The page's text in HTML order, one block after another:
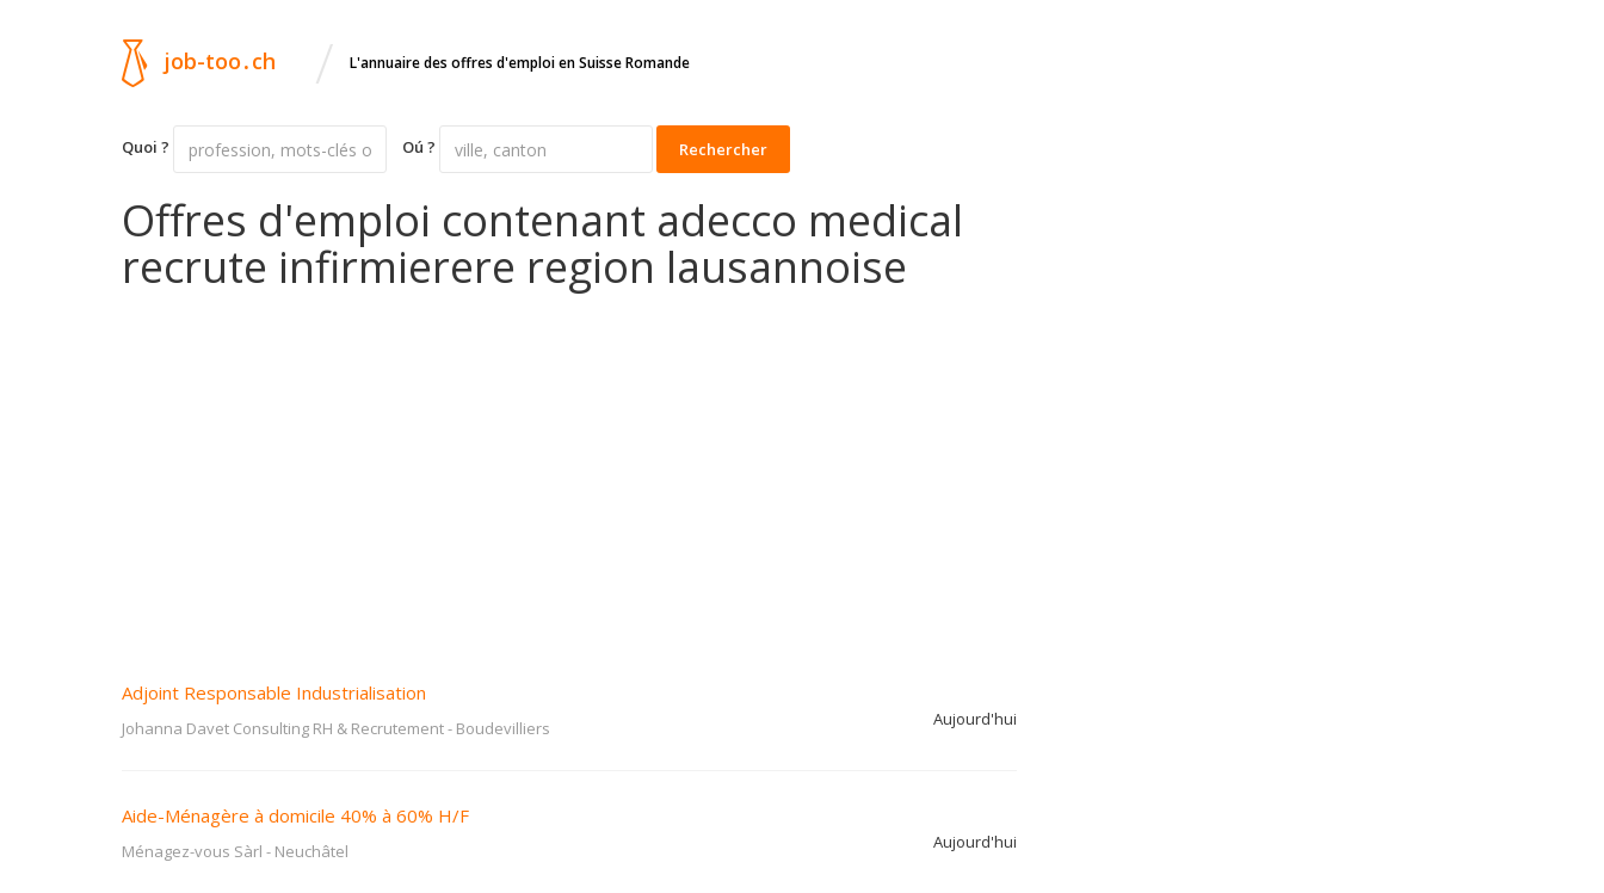
job-too.ch / L'annuaire des offres d'emploi en Suisse Romande
Quoi ? Oú ? Rechercher
Offres d'emploi contenant adecco medical
recrute infirmierere region lausannoise
Adjoint Responsable Industrialisation
Johanna Davet Consulting RH & Recrutement- Boudevilliers Aujourd'hui
Aide-Ménagère à domicile 40% à 60% H/F
Ménagez-vous Sàrl - Neuchâtel Aujourd'hui